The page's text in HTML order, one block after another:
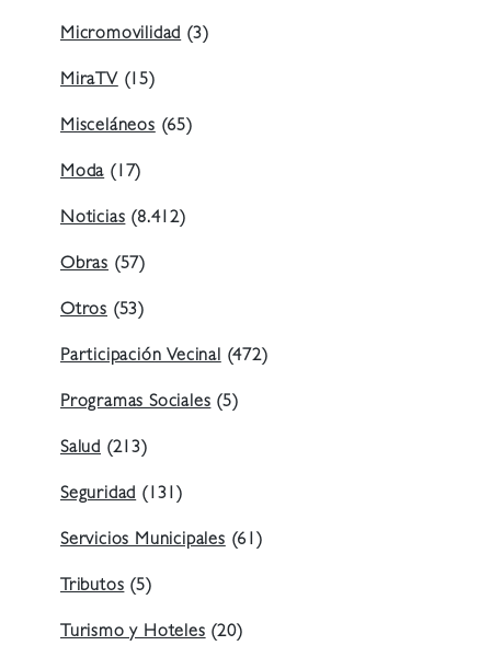
Micromovilidad (3)
MiraTV (15)
Misceláneos (65)
Moda (17)
Noticias (8.412)
Obras (57)
Otros (53)
Participación Vecinal (472)
Programas Sociales (5)
Salud (213)
Seguridad (131)
Servicios Municipales (61)
Tributos (5)
Turismo y Hoteles (20)